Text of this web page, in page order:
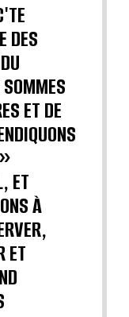
DES
ET DE
ET
À
ET